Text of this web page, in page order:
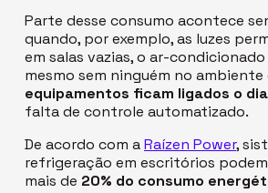
Parte desse consumo acontece
quando, por exemplo, as luzes
em salas vazias, o ar-
mesmo sem ninguém no ambiente
equipamentos ficam ligados o
falta de controle automatizado.
De acordo com aRaízen Power,
refrigeração em escritórios
mais de 20% do consumo